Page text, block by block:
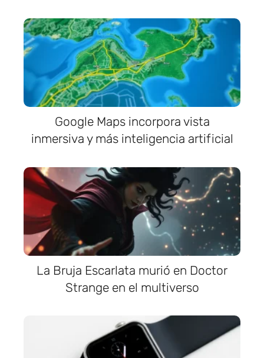
Google Maps incorpora vista
inmersiva y más inteligencia artificial
La Bruja Escarlata murió en Doctor
Strange en el multiverso